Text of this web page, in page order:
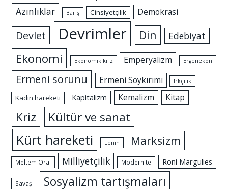
Azınlıklar Barış Cinsiyetçilik Demokrasi
Devlet Devrimler Din Edebiyat
Ekonomi Ekonomik kriz Emperyalizm Ergenekon
Ermeni sorunu Ermeni Soykırımı Irkçılık
Kadın hareketi Kapitalizm Kemalizm Kitap
Kriz Kültür ve sanat
Kürt hareketi Lenin Marksizm
Meltem Oral Milliyetçilik Modernite Roni Margulies
Savaş Sosyalizm tartışmaları